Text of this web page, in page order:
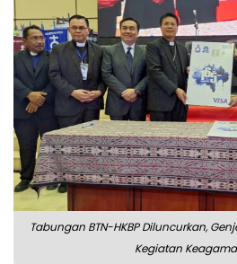
Tabungan BTN-HKBP Diluncurkan,
Kegiatan